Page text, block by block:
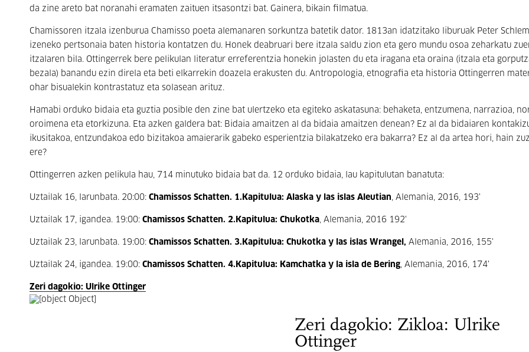
da zine areto bat noranahi eramaten zaituen itsasontzi bat. Gainera, bikain filmatua.
Chamissoren itzala izenburua Chamisso poeta alemanaren sorkuntza batetik dator. 1813an idatzitako liburuak Peter
izeneko pertsonaia baten historia kontatzen du. Honek deabruari bere itzala saldu zion eta gero mundu osoa zeharkatu
itzalaren bila. Ottingerrek bere pelikulan literatur erreferentzia honekin jolasten du eta iragana eta oraina (itzala eta
bezala) banandu ezin direla eta beti elkarrekin doazela erakusten du. Antropologia, etnografia eta historia Ottingerren
ohar bisualekin kontrastatuz eta solasean arituz.
Hamabi orduko bidaia eta guztia posible den zine bat ulertzeko eta egiteko askatasuna: behaketa, entzumena, narrazioa,
oroimena eta etorkizuna. Eta azken galdera bat: Bidaia amaitzen al da bidaia amaitzen denean? Ez al da bidaiaren
ikusitakoa, entzundakoa edo bizitakoa amaierarik gabeko esperientzia bilakatzeko era bakarra? Ez al da artea hori, hain
ere?
Ottingerren azken pelikula hau, 714 minutuko bidaia bat da. 12 orduko bidaia, lau kapitulutan banatuta:
Uztailak 16, larunbata. 20:00: Chamissos Schatten. 1.Kapitulua: Alaska y las islas Aleutian, Alemania, 2016, 193'
Uztailak 17, igandea. 19:00: Chamissos Schatten. 2.Kapitulua: Chukotka, Alemania, 2016 192'
Uztailak 23, larunbata. 19:00: Chamissos Schatten. 3.Kapitulua: Chukotka y las islas Wrangel, Alemania, 2016, 155'
Uztailak 24, igandea. 19:00: Chamissos Schatten. 4.Kapitulua: Kamchatka y la isla de Bering, Alemania, 2016, 174'
Zeri dagokio: Ulrike Ottinger
Zeri dagokio: Zikloa: Ulrike
Ottinger